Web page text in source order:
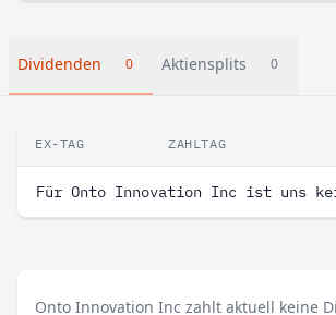
Dividenden 0 Aktiensplits 0
EX-TAG ZAHLTAG
Für Onto Innovation Inc ist uns
Onto Innovation Inc zahlt aktuell keine